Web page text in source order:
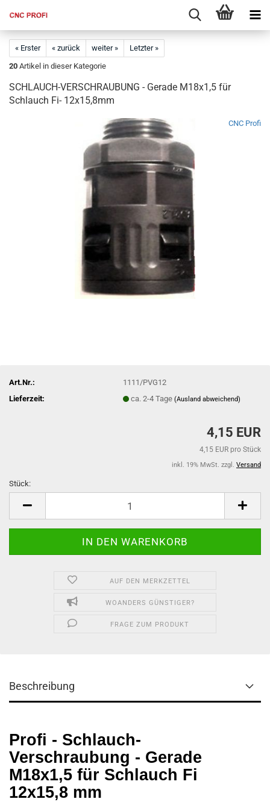
« Erster « zurück weiter »
Letzter »
20 Artikel in dieser Kategorie
SCHLAUCH-VERSCHRAUBUNG - Gerade M18x1,5 für
Schlauch Fi- 12x15,8mm
CNC Profi
Art.Nr.:
1111/PVG12
Lieferzeit:
ca. 2-4 Tage(Ausland abweichend)
4,15 EUR
4,15 EUR pro Stück
inkl. 19% MwSt. zzgl. Versand
Stück:
AUF DEN MERKZETTEL
WOANDERS GÜNSTIGER?
FRAGE ZUM PRODUKT
Beschreibung
Profi - Schlauch-
Verschraubung - Gerade
M18x1,5 für Schlauch Fi
12x15,8 mm